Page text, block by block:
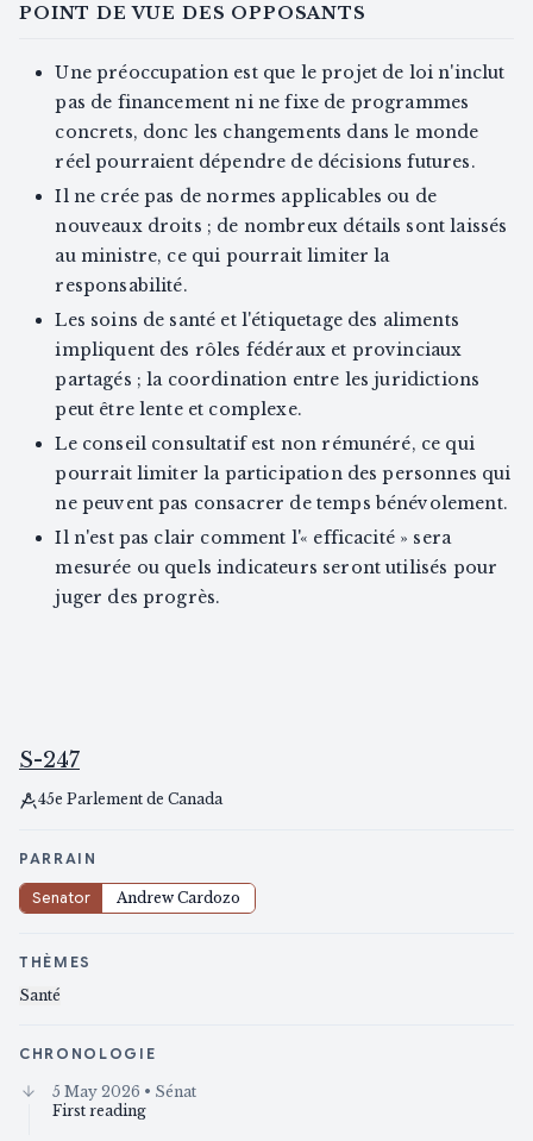
POINT DE VUE DES OPPOSANTS
Une préoccupation est que le projet de loi n'inclut
pas de financement ni ne fixe de programmes
concrets, donc les changements dans le monde
réel pourraient dépendre de décisions futures.
Il ne crée pas de normes applicables ou de
nouveaux droits ; de nombreux détails sont laissés
au ministre, ce qui pourrait limiter la
responsabilité.
Les soins de santé et l'étiquetage des aliments
impliquent des rôles fédéraux et provinciaux
partagés ; la coordination entre les juridictions
peut être lente et complexe.
Le conseil consultatif est non rémunéré, ce qui
pourrait limiter la participation des personnes qui
ne peuvent pas consacrer de temps bénévolement.
Il n'est pas clair comment l'« efficacité » sera
mesurée ou quels indicateurs seront utilisés pour
juger des progrès.
S-247
45e Parlement de Canada
PARRAIN
Senator Andrew Cardozo
THÈMES
Santé
CHRONOLOGIE
5 May 2026 • Sénat
First reading